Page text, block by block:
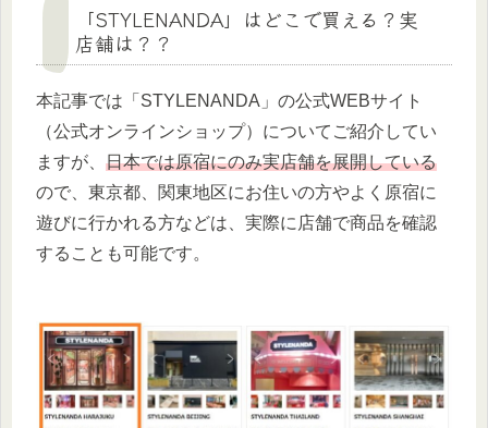
「STYLENANDA」はどこで買える？実
店舗は？？
本記事では「STYLENANDA」の公式WEBサイト
（公式オンラインショップ）についてご紹介してい
ますが、 日本では原宿にのみ実店舗を展開している
ので、東京都、関東地区にお住いの方やよく原宿に
遊びに行かれる方などは、実際に店舗で商品を確認
することも可能です。